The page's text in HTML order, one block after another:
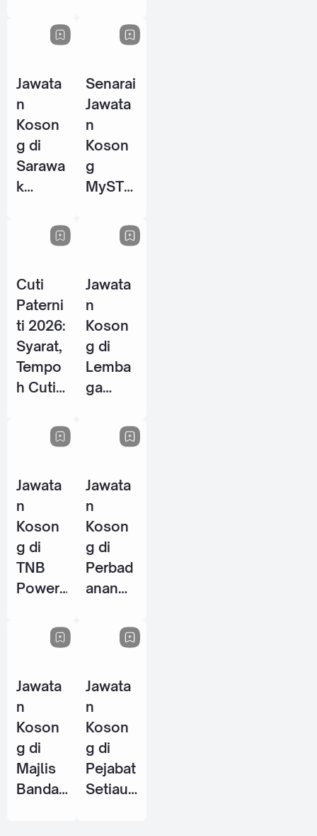
Berhad
- 25
Jun
2026
Johor
29 Mei
2026
Jawata
n
Koson
g di
Sarawa
k
Berhad
2026
Senarai
Jawata
n
Koson
g
MySTE
2026
Cuti
Paterni
ti 2026:
Syarat,
Tempo
h Cuti
Pekerja
Lelaki
Malays
ia
Jawata
n
Koson
g di
Lemba
ga
(TH) -
2026
Jawata
n
Koson
g di
TNB
Power
Jun
2026
Jawata
n
Koson
g di
Perbad
anan
takaan
Awam
Perak
(PPANP
k) - 1
Jun
2026
Jawata
n
Koson
g di
Majlis
Bandar
Jawata
n
Koson
g di
Pejabat
Setiaus